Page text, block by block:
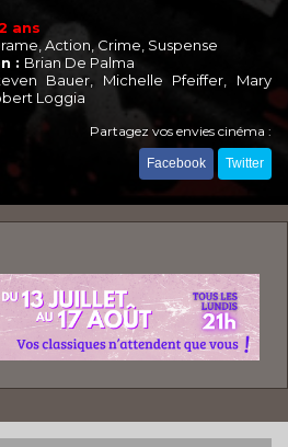
ans
Action, Crime, Suspense
: Brian De Palma
Bauer, Michelle Pfeiffer, Mary
Loggia
Partagez vos envies cinéma :
Facebook Twitter